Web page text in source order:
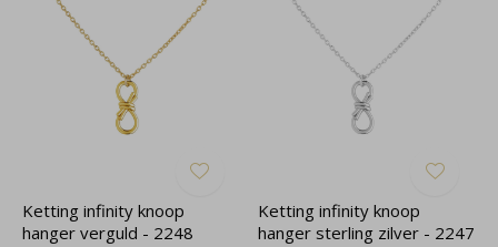
Ketting infinity knoop
hanger verguld - 2248
Ketting infinity knoop
hanger sterling zilver - 2247